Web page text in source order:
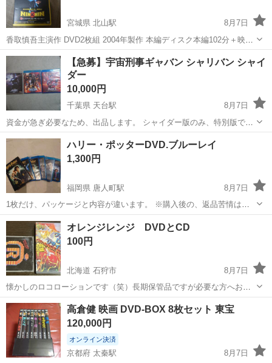
宮城県 北山駅
8月7日
香取慎吾主演作 DVD2枚組 2004年製作 本編ディスク本編102分＋映像
特典23分 特典ディスク107分
宮城 仙台市 北山駅 DVD/ブルーレイ
【急募】宇宙刑事ギャバン シャリバン シャイ
ダー
10,000円
千葉県 天台駅
8月7日
資金が急ぎ必要なため、出品します。 シャイダー版のみ、特別版で
す。 ボーナスディスクや、未開封ストラップあります。 8月7日に指定
場所で手渡しのお取引できる方お願いします。 バラ売りはしてませ
ん。
千葉 千葉市 天台駅 DVD/ブルーレイ
ハリー・ポッターDVD.ブルーレイ
1,300円
福岡県 唐人町駅
8月7日
1枚だけ、パッケージと内容が違います。 ※購入後の、返品苦情は受
け付けていません。 ※現金払いのみ。郵送不可。 ※商品の詳細は、写
真もしくはご自身で検索ください。は
福岡 福岡市
オレンジレンジ DVDとCD
100円
北海道 石狩市
8月7日
懐かしのロコローションです（笑）長期保管品ですが必要な方へお譲
りします。 直接引き渡しで石狩花川南あたりが希望です。 私の投稿し
ている他の物と合わせて取引して下さる方は無料でお付けする事も検
討します。 宜しくお願い...
北海道 石狩市 DVD/ブルーレイ DVD
高倉健 映画 DVD-BOX 8枚セット 東宝
120,000円
オンライン決済
京都府 太秦駅
8月7日